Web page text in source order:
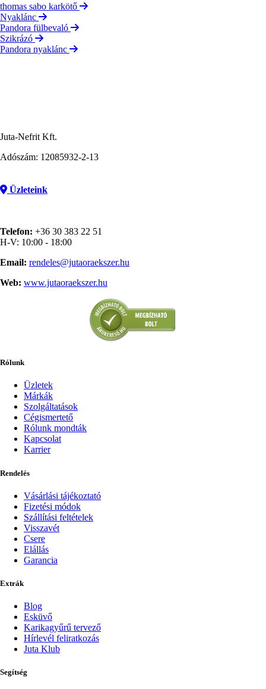
thomas sabo karkötő
Nyaklánc
Pandora fülbevaló
Szikrázó
Pandora nyaklánc
Juta-Nefrit Kft.
Adószám: 12085932-2-13
Üzleteink
Telefon: +36 30 383 22 51
H-V: 10:00 - 18:00
Email: rendeles@jutaoraekszer.hu
Web: www.jutaoraekszer.hu
Rólunk
Üzletek
Márkák
Szolgáltatások
Cégismertető
Rólunk mondták
Kapcsolat
Karrier
Rendelés
Vásárlási tájékoztató
Fizetési módok
Szállítási feltételek
Visszavét
Csere
Elállás
Garancia
Extrák
Blog
Esküvő
Karikagyűrű tervező
Hírlevél feliratkozás
Juta Klub
Segítség